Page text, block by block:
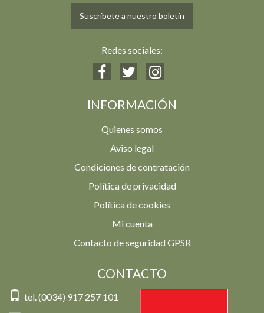
Suscríbete a nuestro boletín
Redes sociales:
INFORMACIÓN
Quienes somos
Aviso legal
Condiciones de contratación
Política de privacidad
Política de cookies
Mi cuenta
Contacto de seguridad GPSR
CONTACTO
tel. (0034) 917 257 101